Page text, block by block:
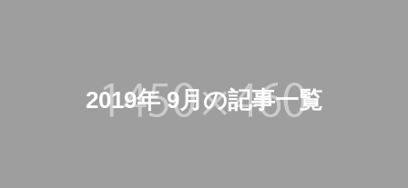
2019年 9月の記事一覧